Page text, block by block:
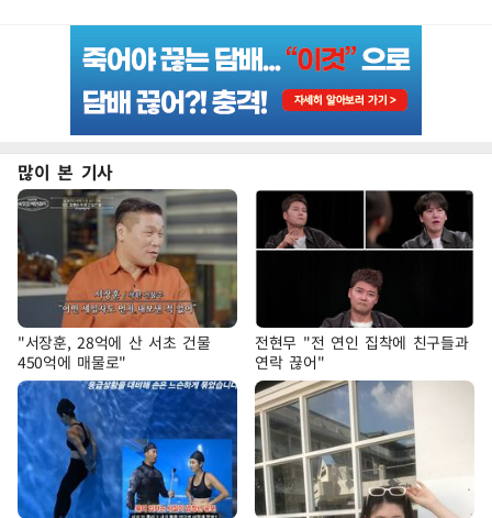
많이 본 기사
"서장훈, 28억에 산 서초 건물
450억에 매물로"
전현무 "전 연인 집착에 친구들과
연락 끊어"